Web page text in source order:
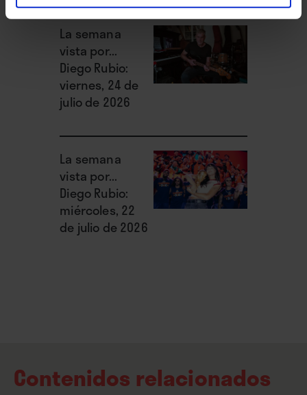
adquiere mucho más sentido si se deja para el
La semana
vista por...
Diego Rubio:
viernes, 24 de
julio de 2026
La semana
vista por...
Diego Rubio:
miércoles, 22
de julio de 2026
Contenidos relacionados